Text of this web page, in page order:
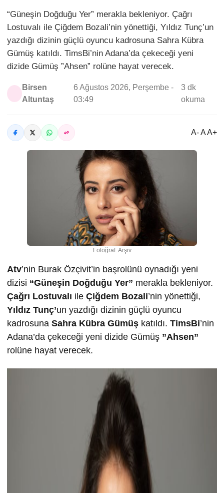
“Güneşin Doğduğu Yer” merakla bekleniyor. Çağrı
Lostuvalı ile Çiğdem Bozali’nin yönettiği, Yıldız Tunç’un
yazdığı dizinin güçlü oyuncu kadrosuna Sahra Kübra
Gümüş katıldı. TimsBi’nin Adana’da çekeceği yeni
dizide Gümüş ”Ahsen” rolüne hayat verecek.
Birsen
Altuntaş
6 Ağustos 2026, Perşembe -
03:49
3 dk
okuma
A- A A+
Fotoğraf: Arşiv
Atv’nin Burak Özçivit’in başrolünü oynadığı yeni
dizisi “Güneşin Doğduğu Yer” merakla bekleniyor.
Çağrı Lostuvalı ile Çiğdem Bozali’nin yönettiği,
Yıldız Tunç’un yazdığı dizinin güçlü oyuncu
kadrosuna Sahra Kübra Gümüş katıldı. TimsBi’nin
Adana’da çekeceği yeni dizide Gümüş ”Ahsen”
rolüne hayat verecek.